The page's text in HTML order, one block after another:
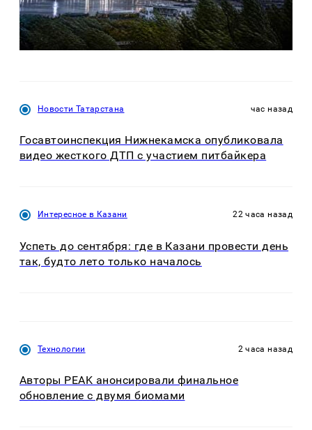
Новости Татарстана час назад
Госавтоинспекция Нижнекамска опубликовала
видео жесткого ДТП с участием питбайкера
Интересное в Казани 22 часа назад
Успеть до сентября: где в Казани провести день
так, будто лето только началось
Технологии 2 часа назад
Авторы PEAK анонсировали финальное
обновление с двумя биомами